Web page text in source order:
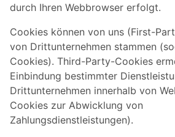
durch Ihren Webbrowser erfolgt.
Cookies können von uns (First-
von Drittunternehmen stammen
Cookies). Third-Party-Cookies
Einbindung bestimmter
Drittunternehmen innerhalb von
Cookies zur Abwicklung von
Zahlungsdienstleistungen).